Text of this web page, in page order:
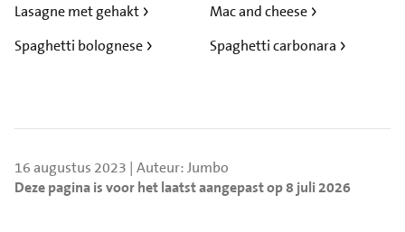
Lasagne met gehakt
Spaghetti bolognese
Mac and cheese
Spaghetti carbonara
16 augustus 2023 | Auteur: Jumbo
Deze pagina is voor het laatst aangepast op 8 juli 2026